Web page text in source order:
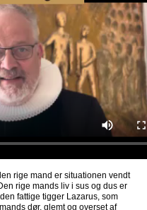
rige mand er situationen vendt
rige mands liv i sus og dus er
fattige tigger Lazarus, som
dør, glemt og overset af